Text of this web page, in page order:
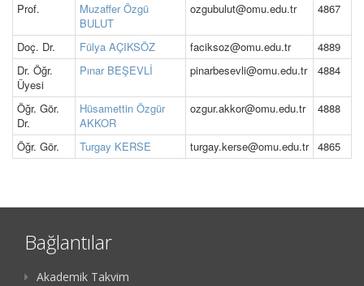
Prof.
Muzaffer Özgü
BULUT
ozgubulut@omu.edu.tr 4867
Doç. Dr. Fülya AÇIKSÖZ faciksoz@omu.edu.tr
4889
Dr. Öğr.
Üyesi
Pınar BEŞEVLİ pinarbesevli@omu.edu.tr 4884
Öğr. Gör.
Dr.
Hüsamettin Özgür
AKKOR
ozgur.akkor@omu.edu.tr 4888
Öğr. Gör. Turgay KERSE turgay.kerse@omu.edu.tr 4865
Bağlantılar
Akademik Takvim